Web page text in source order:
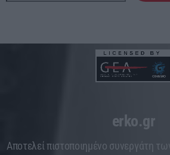
erko.gr
Aποτελεί πιστοποιημένο συνεργάτη